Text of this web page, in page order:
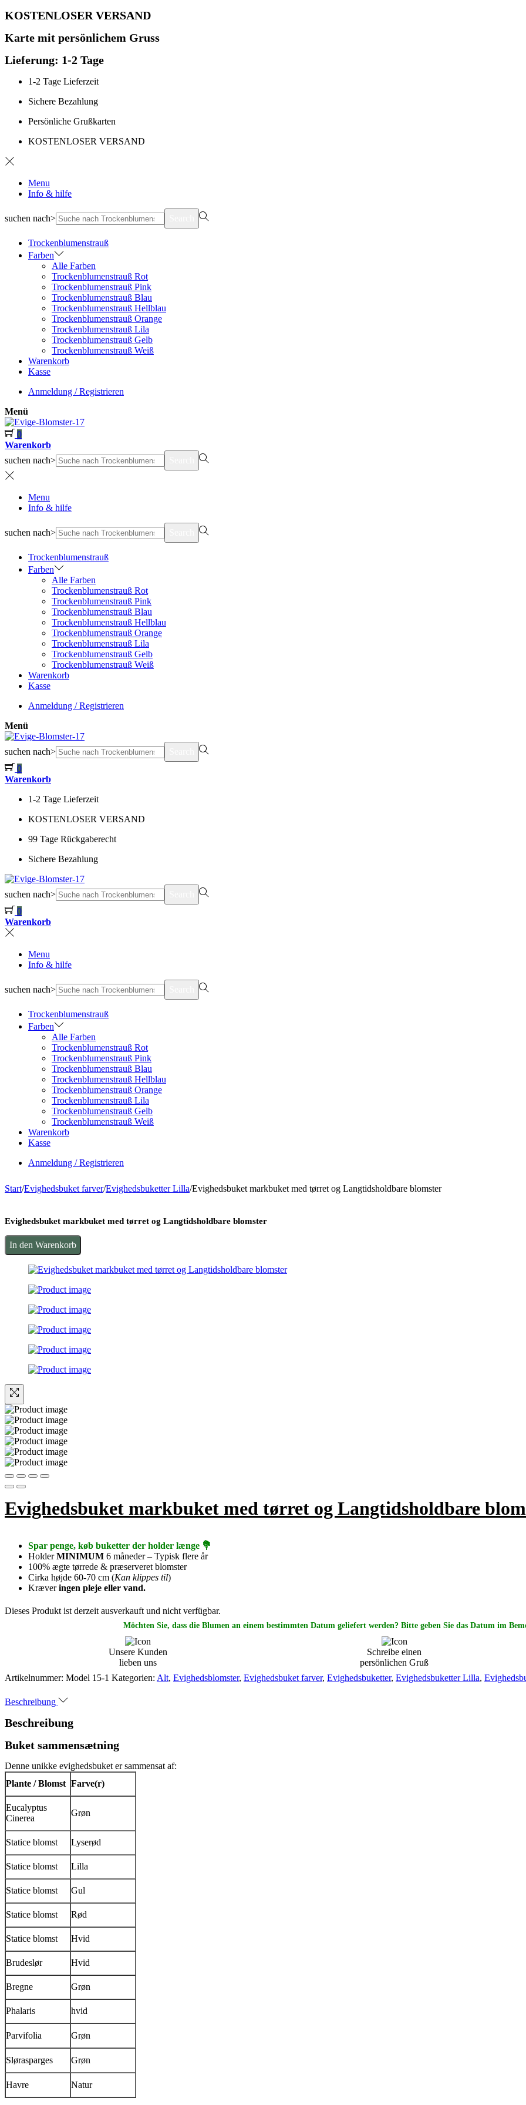
KOSTENLOSER VERSAND
Karte mit persönlichem Gruss
Lieferung: 1-2 Tage
1-2 Tage Lieferzeit
Sichere Bezahlung
Persönliche Grußkarten
KOSTENLOSER VERSAND
Menu
Info & hilfe
suchen nach>
Trockenblumenstrauß
Farben
Alle Farben
Trockenblumenstrauß Rot
Trockenblumenstrauß Pink
Trockenblumenstrauß Blau
Trockenblumenstrauß Hellblau
Trockenblumenstrauß Orange
Trockenblumenstrauß Lila
Trockenblumenstrauß Gelb
Trockenblumenstrauß Weiß
Warenkorb
Kasse
Anmeldung / Registrieren
Menü
0
Warenkorb
suchen nach>
Menu
Info & hilfe
suchen nach>
Trockenblumenstrauß
Farben
Alle Farben
Trockenblumenstrauß Rot
Trockenblumenstrauß Pink
Trockenblumenstrauß Blau
Trockenblumenstrauß Hellblau
Trockenblumenstrauß Orange
Trockenblumenstrauß Lila
Trockenblumenstrauß Gelb
Trockenblumenstrauß Weiß
Warenkorb
Kasse
Anmeldung / Registrieren
Menü
suchen nach>
0
Warenkorb
1-2 Tage Lieferzeit
KOSTENLOSER VERSAND
99 Tage Rückgaberecht
Sichere Bezahlung
suchen nach>
0
Warenkorb
Menu
Info & hilfe
suchen nach>
Trockenblumenstrauß
Farben
Alle Farben
Trockenblumenstrauß Rot
Trockenblumenstrauß Pink
Trockenblumenstrauß Blau
Trockenblumenstrauß Hellblau
Trockenblumenstrauß Orange
Trockenblumenstrauß Lila
Trockenblumenstrauß Gelb
Trockenblumenstrauß Weiß
Warenkorb
Kasse
Anmeldung / Registrieren
Start/Evighedsbuket farver/Evighedsbuketter Lilla/Evighedsbuket markbuket med tørret og Langtidsholdbare blomster
Evighedsbuket markbuket med tørret og Langtidsholdbare blomster
In den Warenkorb
Evighedsbuket markbuket med tørret og Langtidsholdbare
Spar penge, køb buketter der holder længe 💐
HolderMINIMUM 6 måneder – Typisk flere år
100% ægte tørrede & præserveret blomster
Cirka højde 60-70 cm (Kan klippes til)
Kræveringen pleje eller vand.
Dieses Produkt ist derzeit ausverkauft und nicht verfügbar.
Möchten Sie, dass die Blumen an einem bestimmten Datum geliefert werden? Bitte geben Sie das Datum im
Unsere Kunden
lieben uns
Schreibe einen
persönlichen Gruß
Artikelnummer: Model 15-1 Kategorien: Alt, Evighedsblomster, Evighedsbuket farver, Evighedsbuketter, Evighedsbuketter Lilla,
Beschreibung
Beschreibung
Buket sammensætning
Denne unikke evighedsbuket er sammensat af:
Plante / Blomst Farve(r)
Eucalyptus
Cinerea
Grøn
Statice blomst Lyserød
Statice blomst Lilla
Statice blomst Gul
Statice blomst Rød
Statice blomst Hvid
Brudeslør Hvid
Bregne Grøn
Phalaris hvid
Parvifolia Grøn
Slørasparges Grøn
Havre Natur